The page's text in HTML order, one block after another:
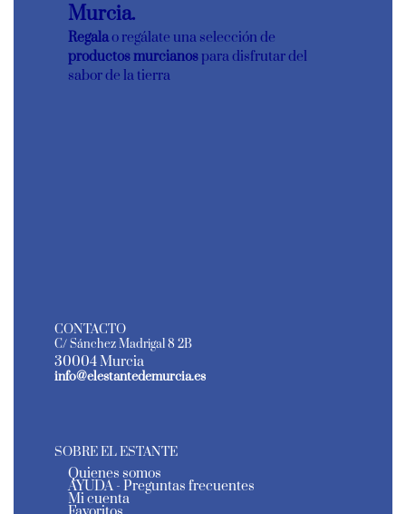
Murcia.
Regalao regálate una selección de
productos murcianospara disfrutar del
sabor de la tierra
CONTACTO
C/ Sánchez Madrigal 8 2B
30004 Murcia
info@elestantedemurcia.es
SOBRE EL ESTANTE
Quienes somos
AYUDA - Preguntas frecuentes
Mi cuenta